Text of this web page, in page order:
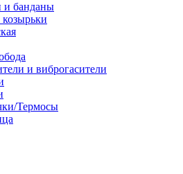
и банданы
и виброгасители
Термосы